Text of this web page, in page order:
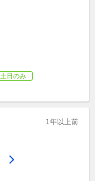
土日のみ
1年以上前